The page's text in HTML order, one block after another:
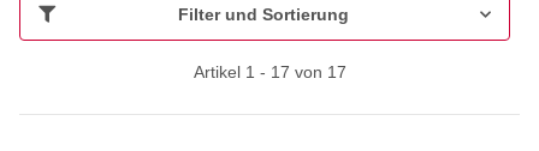
Filter und Sortierung
Artikel 1 - 17 von 17